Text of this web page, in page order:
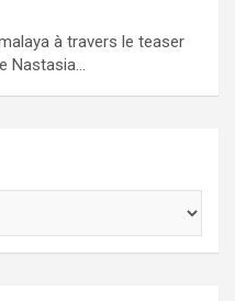
à travers le teaser
Nastasia…